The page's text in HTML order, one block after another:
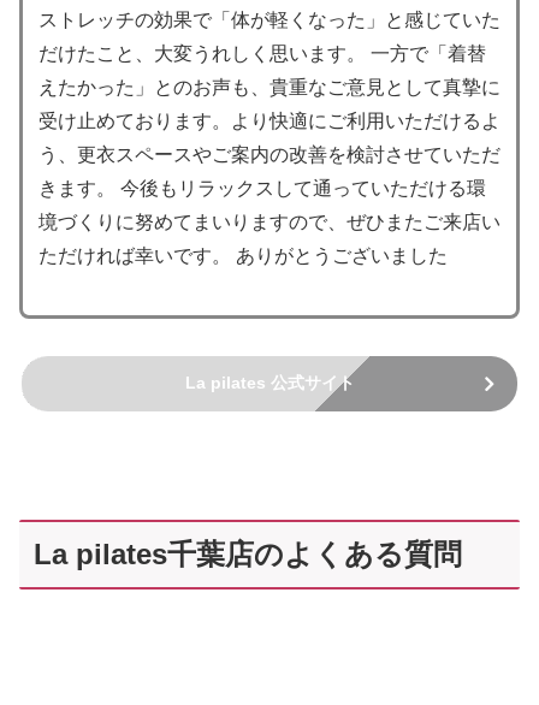
ストレッチの効果で「体が軽くなった」と感じていた
だけたこと、大変うれしく思います。 一方で「着替
えたかった」とのお声も、貴重なご意見として真摯に
受け止めております。より快適にご利用いただけるよ
う、更衣スペースやご案内の改善を検討させていただ
きます。 今後もリラックスして通っていただける環
境づくりに努めてまいりますので、ぜひまたご来店い
ただければ幸いです。 ありがとうございました
La pilates 公式サイト
La pilates千葉店のよくある質問